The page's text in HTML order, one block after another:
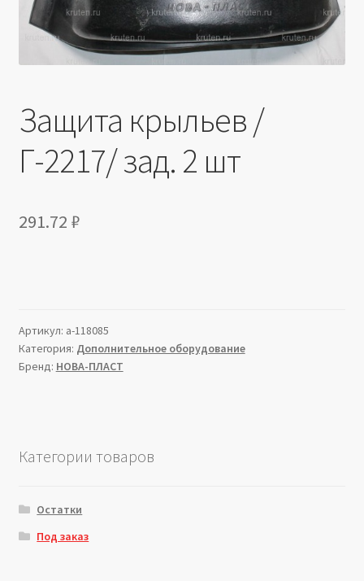
Защита крыльев /
Г-2217/ зад. 2 шт
291.72 ₽
Артикул: a-118085
Категория: Дополнительное оборудование
Бренд: НОВА-ПЛАСТ
Категории товаров
Остатки
Под заказ